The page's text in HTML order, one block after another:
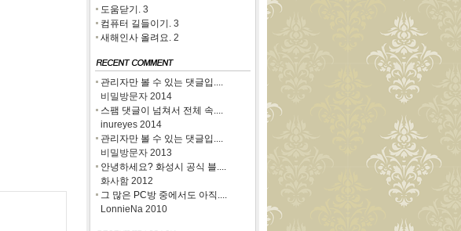
도움닫기. 3
컴퓨터 길들이기. 3
새해인사 올려요. 2
관리자만 볼 수 있는 댓글입....
비밀방문자 2014
스팸 댓글이 넘쳐서 전체 속....
inureyes 2014
관리자만 볼 수 있는 댓글입....
비밀방문자 2013
안녕하세요? 화성시 공식 블....
화사함 2012
그 많은 PC방 중에서도 아직....
LonnieNa 2010